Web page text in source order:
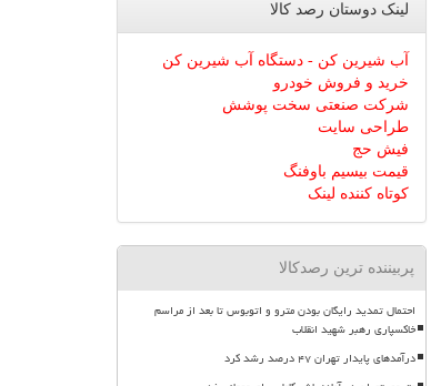
لینک دوستان رصد كالا
آب شیرین کن - دستگاه آب شیرین کن
خرید و فروش خودرو
شرکت صنعتی سخت پوشش
طراحی سایت
فیش حج
قیمت بیسیم باوفنگ
کوتاه کننده لینک
پربیننده ترین رصدکالا
احتمال تمدید رایگان بودن مترو و اتوبوس تا بعد از مراسم
خاکسپاری رهبر شهید انقلاب
درآمدهای پایدار تهران ۴۷ درصد رشد کرد